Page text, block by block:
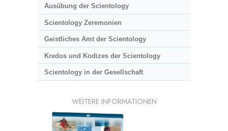
Ausübung der Scientology
Scientology Zeremonien
Geistliches Amt der Scientology
Kredos und Kodizes der Scientology
Scientology in der Gesellschaft
WEITERE INFORMATIONEN